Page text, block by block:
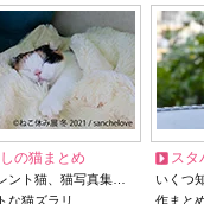
の猫まとめ
ント猫、猫写真集…
な猫ズラリ
スタ
いくつ
作まと